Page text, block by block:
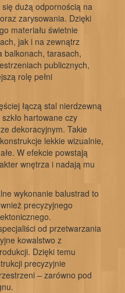
dużą odpornością na
zarysowania. Dzięki
materiału świetnie
jak i na zewnątrz
balkonach, tarasach,
publicznych,
rolę pełni
łączą stal nierdzewną
hartowane czy
dekoracyjnym. Takie
lekkie wizualnie,
W efekcie powstają
wnętrza i nadają mu
wykonanie balustrad to
precyzyjnego
od przetwarzania
kowalstwo z
Dzięki temu
precyzyjnie
– zarówno pod